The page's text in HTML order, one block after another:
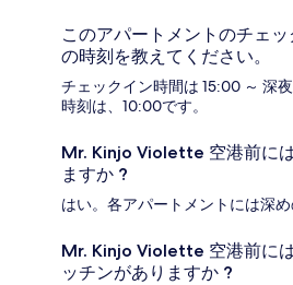
このアパートメントのチェ
の時刻を教えてください。
チェックイン時間は 15:00 ～ 深
時刻は、10:00です。
Mr. Kinjo Violette 空港前に
ますか ?
はい。各アパートメントには深め
Mr. Kinjo Violette 空港前に
ッチンがありますか ?